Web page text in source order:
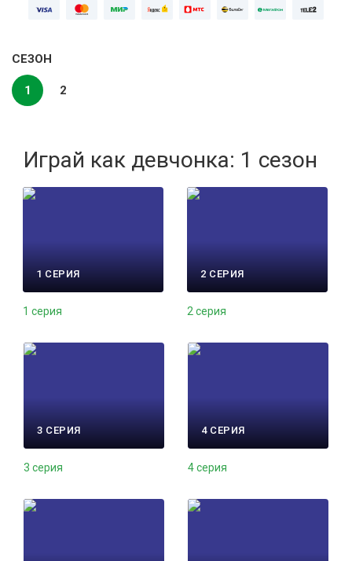
СЕЗОН
1 2
Играй как девчонка: 1 сезон
1 СЕРИЯ
1 серия
2 СЕРИЯ
2 серия
3 СЕРИЯ
3 серия
4 СЕРИЯ
4 серия